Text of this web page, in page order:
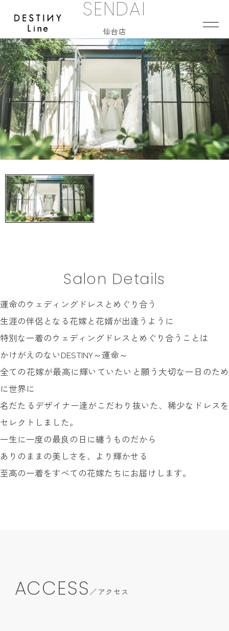
TOP
CONCEPT
COLLECTION
WEDDING DRESS
TUXEDO
BRAND
VERA WANG HAUTE
ALL BRAND
NEW DRESS
CONTACT
SENDAI
仙台店
Salon Details
運命のウェディングドレスとめぐり合う
生涯の伴侶となる花嫁と花婿が出逢うように
特別な一着のウェディングドレスとめぐり合うことは
かけがえのないDESTINY～運命～
全ての花嫁が最高に輝いていたいと願う大切な一日のため
に世界に
名だたるデザイナー達がこだわり抜いた、稀少なドレスを
セレクトしました。
一生に一度の最良の日に纏うものだから
ありのままの美しさを、より輝かせる
至高の一着をすべての花嫁たちにお届けします。
ACCESS アクセス